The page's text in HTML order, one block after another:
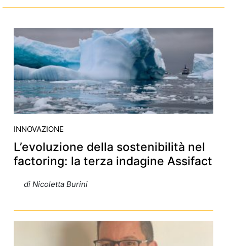
INNOVAZIONE
L’evoluzione della sostenibilità nel
factoring: la terza indagine Assifact
di Nicoletta Burini